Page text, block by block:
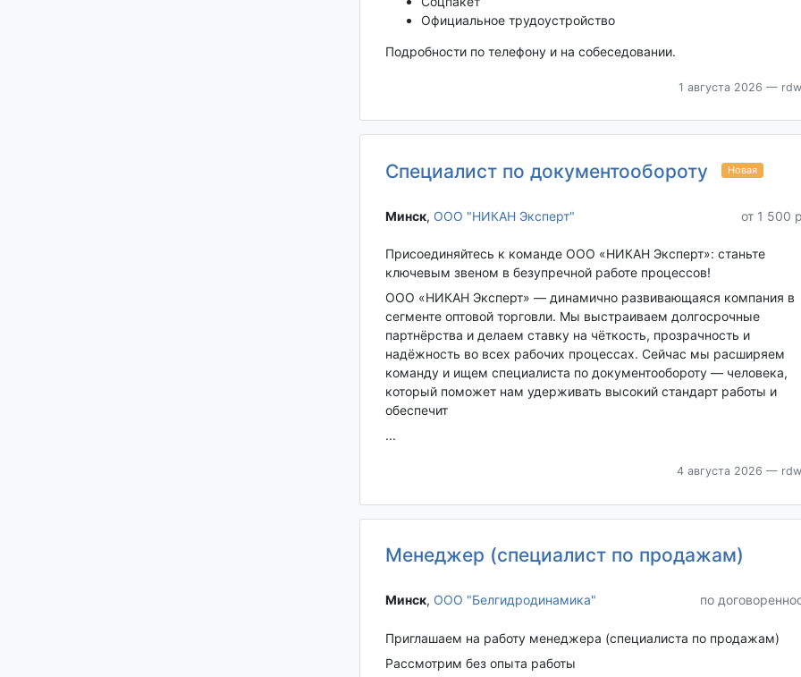
Официальное трудоустройство
Подробности по телефону и на собеседовании.
1 августа 2026 —
Специалист по документообороту Новая
Минск‎, ООО "НИКАН Эксперт" от 1 500
Присоединяйтесь к команде ООО «НИКАН Эксперт»: станьте
ключевым звеном в безупречной работе процессов!
ООО «НИКАН Эксперт» — динамично развивающаяся компания в
сегменте оптовой торговли. Мы выстраиваем долгосрочные
партнёрства и делаем ставку на чёткость, прозрачность и
надёжность во всех рабочих процессах. Сейчас мы расширяем
команду и ищем специалиста по документообороту — человека,
который поможет нам удерживать высокий стандарт работы и
обеспечит
...
4 августа 2026 —
Менеджер (специалист по продажам)
Минск‎, ООО "Белгидродинамика" по
Приглашаем на работу менеджера (специалиста по продажам)
Рассмотрим без опыта работы